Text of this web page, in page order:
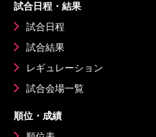
試合日程・結果
試合日程
試合結果
レギュレーション
試合会場一覧
順位・成績